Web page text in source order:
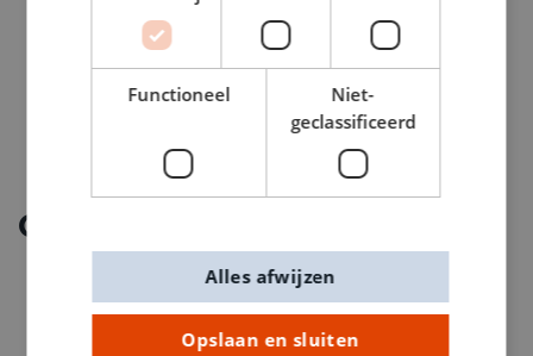
Ontdek meer
Functioneel
Niet-
geclassificeerd
Opslaan en sluiten
Alles afwijzen